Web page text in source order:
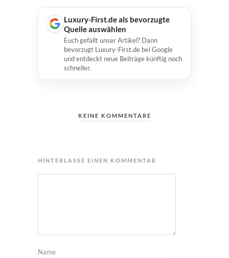
Luxury-First.de als bevorzugte
Quelle auswählen
Euch gefällt unser Artikel? Dann
bevorzugt Luxury-First.de bei Google
und entdeckt neue Beiträge künftig noch
schneller.
KEINE KOMMENTARE
HINTERLASSE EINEN KOMMENTAR
Name